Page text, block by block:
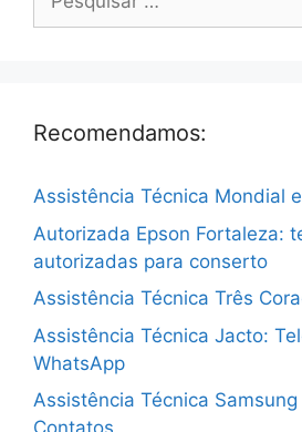
Recomendamos:
Assistência Técnica Mondial
Autorizada Epson Fortaleza:
autorizadas para conserto
Assistência Técnica Três
Assistência Técnica Jacto:
WhatsApp
Assistência Técnica Samsung